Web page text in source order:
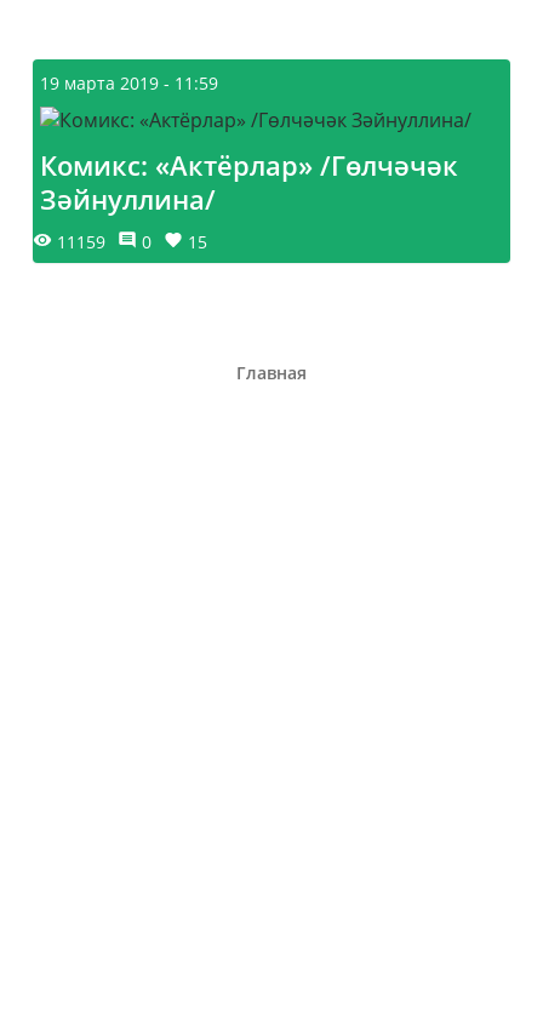
19 марта 2019 - 11:59
Комикс: «Актёрлар» /Гөлчәчәк
Зәйнуллина/
11159 0 15
Главная